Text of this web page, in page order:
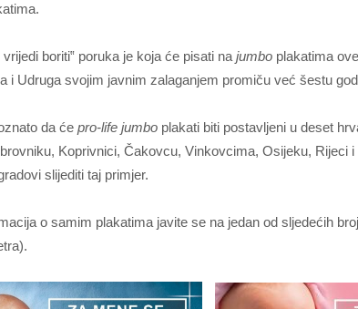
vrijedi boriti‟ poruka je koja će pisati na jumbo plakatima
i Udruga svojim javnim zalaganjem promiču već šestu
da će pro-life jumbo plakati biti postavljeni u deset
Koprivnici, Čakovcu, Vinkovcima, Osijeku, Rijeci
slijediti taj primjer.
o samim plakatima javite se na jedan od sljedećih